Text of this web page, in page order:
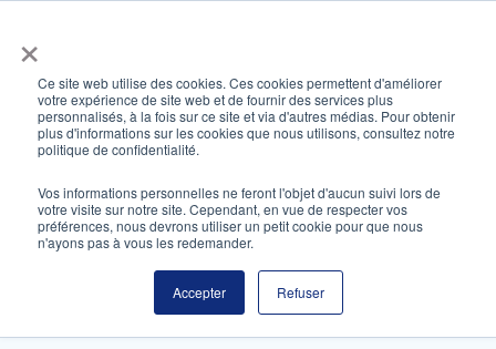
×
Ce site web utilise des cookies. Ces cookies permettent d'améliorer
votre expérience de site web et de fournir des services plus
personnalisés, à la fois sur ce site et via d'autres médias. Pour obtenir
plus d'informations sur les cookies que nous utilisons, consultez notre
politique de confidentialité.
Vos informations personnelles ne feront l'objet d'aucun suivi lors de
votre visite sur notre site. Cependant, en vue de respecter vos
préférences, nous devrons utiliser un petit cookie pour que nous
n'ayons pas à vous les redemander.
Accepter Refuser
Heat Management